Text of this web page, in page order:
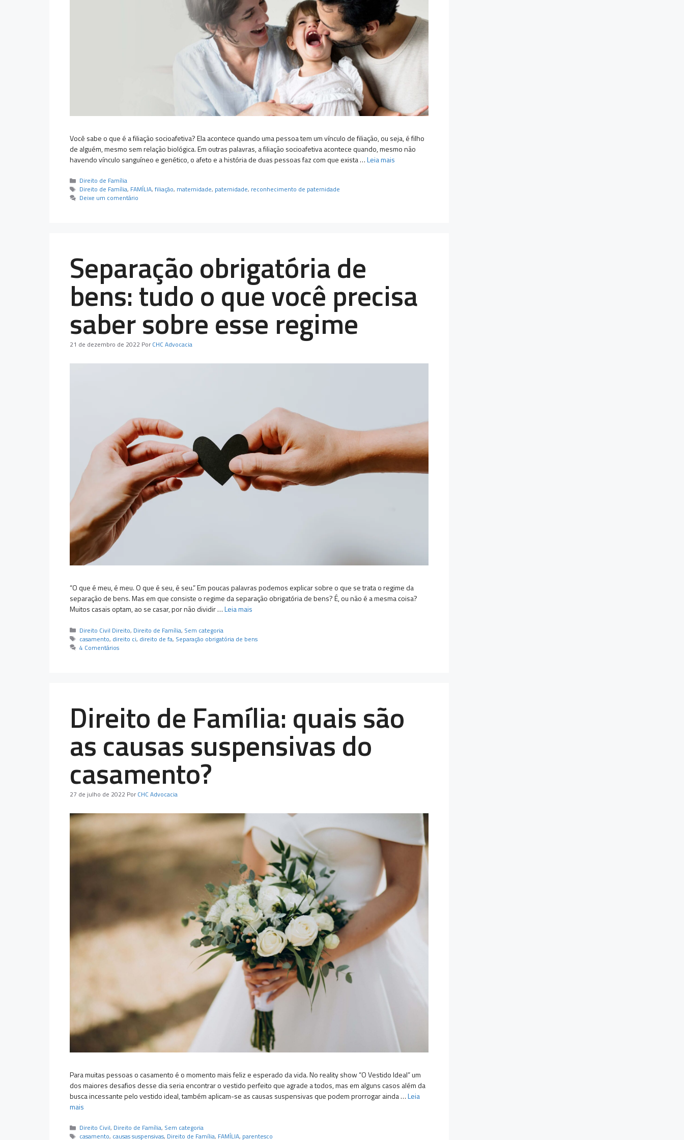
Você sabe o que é a filiação socioafetiva? Ela acontece quando uma pessoa tem um vínculo de filiação, ou seja, é filho
de alguém, mesmo sem relação biológica. Em outras palavras, a filiação socioafetiva acontece quando, mesmo não
havendo vínculo sanguíneo e genético, o afeto e a história de duas pessoas faz com que exista …Leia mais
Categorias
Direito de Família
Tags
Direito de Família, FAMÍLIA,filiação, maternidade, paternidade, reconhecimento de paternidade
Deixe um comentário
Separação obrigatória de
bens: tudo o que você precisa
saber sobre esse regime
21 de dezembro de 2022 Por CHC Advocacia
“O que é meu, é meu. O que é seu, é seu.” Em poucas palavras podemos explicar sobre o que se trata o regime da
separação de bens. Mas em que consiste o regime da separação obrigatória de bens? É, ou não é a mesma coisa?
Muitos casais optam, ao se casar, por não dividir …Leia mais
Categorias
Direito Civil Direito, Direito de Família, Sem categoria
Tags
casamento, direito ci, direito de fa, Separação obrigatória de bens
4 Comentários
Direito de Família: quais são
as causas suspensivas do
casamento?
27 de julho de 2022 Por CHC Advocacia
Para muitas pessoas o casamento é o momento mais feliz e esperado da vida. No reality show “O Vestido Ideal” um
dos maiores desafios desse dia seria encontrar o vestido perfeito que agrade a todos, mas em alguns casos além da
busca incessante pelo vestido ideal, também aplicam-se as causas suspensivas que podem prorrogar ainda …Leia
mais
Categorias
Direito Civil, Direito de Família, Sem categoria
Tags
casamento, causas suspensivas, Direito de Família, FAMÍLIA, parentesco